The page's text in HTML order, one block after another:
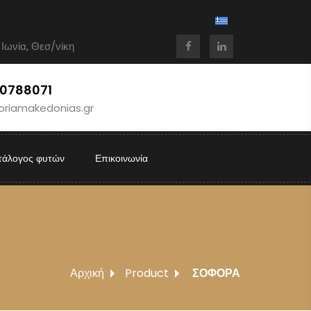
Θεσ/νίκη
φυτών Επικοινωνία
Αρχική Product ΣΟΦΟΡΑ